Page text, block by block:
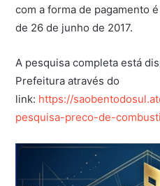
com a forma de pagamento
de 26 de junho de 2017.
A pesquisa completa está
Prefeitura através do
link: https://
pesquisa-preco-de-